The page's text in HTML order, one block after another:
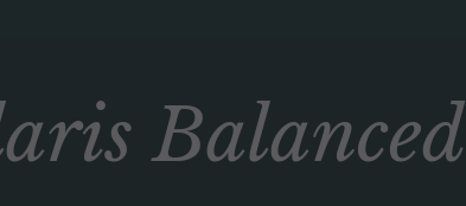
Multi-Actifs
Balanced